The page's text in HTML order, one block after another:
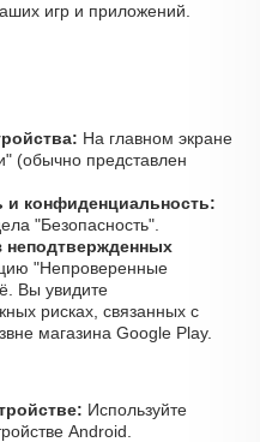
игр и приложений.
На главном экране
(обычно представлен
и конфиденциальность:
"Безопасность".
неподтвержденных
"Непроверенные
Вы увидите
рисках, связанных с
магазина Google Play.
Используйте
Android.